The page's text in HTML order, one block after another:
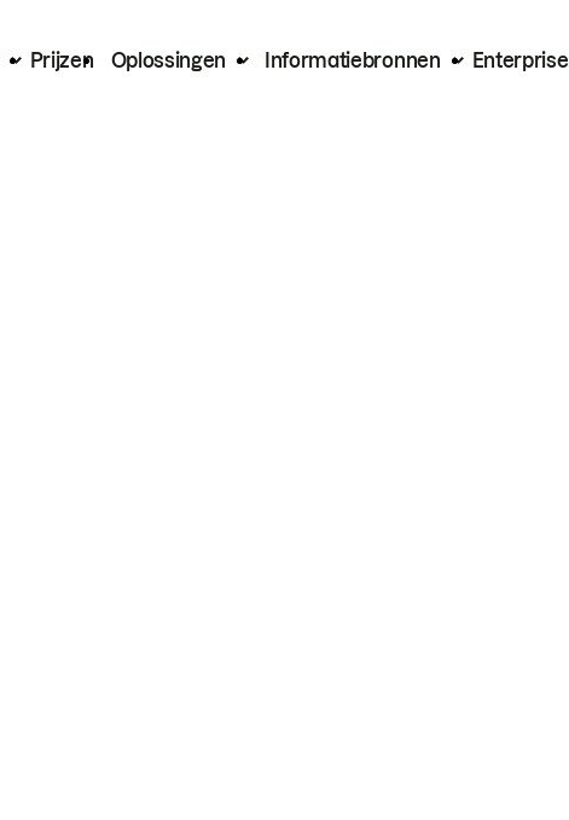
Prijzen Oplossingen Informatiebronnen Enterprise